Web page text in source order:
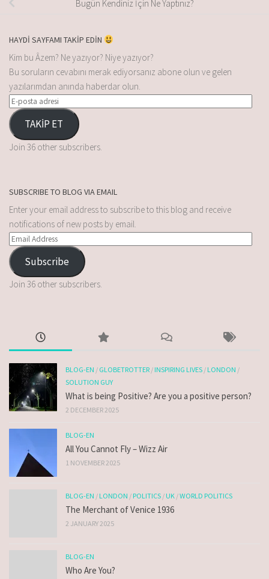
Bugün Kendiniz İçin Ne Yaptınız?
HAYDİ SAYFAMI TAKİP EDİN
Kim bu Âzem? Ne yazıyor? Niye yazıyor?
Bu soruların cevabını merak ediyorsanız abone olun ve gelen
yazılarımdan anında haberdar olun.
TAKİP ET
Join 36 other subscribers.
SUBSCRIBE TO BLOG VIA EMAIL
Enter your email address to subscribe to this blog and receive
notifications of new posts by email.
Subscribe
Join 36 other subscribers.
BLOG-EN / GLOBETROTTER /INSPIRING LIVES /LONDON /
SOLUTION GUY
What is being Positive? Are you a positive person?
2 DECEMBER 2025
BLOG-EN
All You Cannot Fly – Wizz Air
1 NOVEMBER 2025
BLOG-EN /LONDON /POLITICS /UK /WORLD POLITICS
The Merchant of Venice 1936
2 JANUARY 2025
BLOG-EN
Who Are You?